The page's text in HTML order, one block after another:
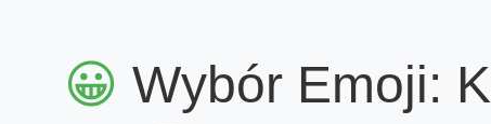
😀 Wybór